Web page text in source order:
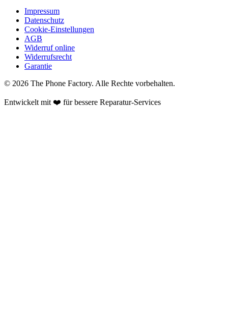
Impressum
Datenschutz
Cookie-Einstellungen
AGB
Widerruf online
Widerrufsrecht
Garantie
© 2026 The Phone Factory. Alle Rechte vorbehalten.
Entwickelt mit ❤️ für bessere Reparatur-Services